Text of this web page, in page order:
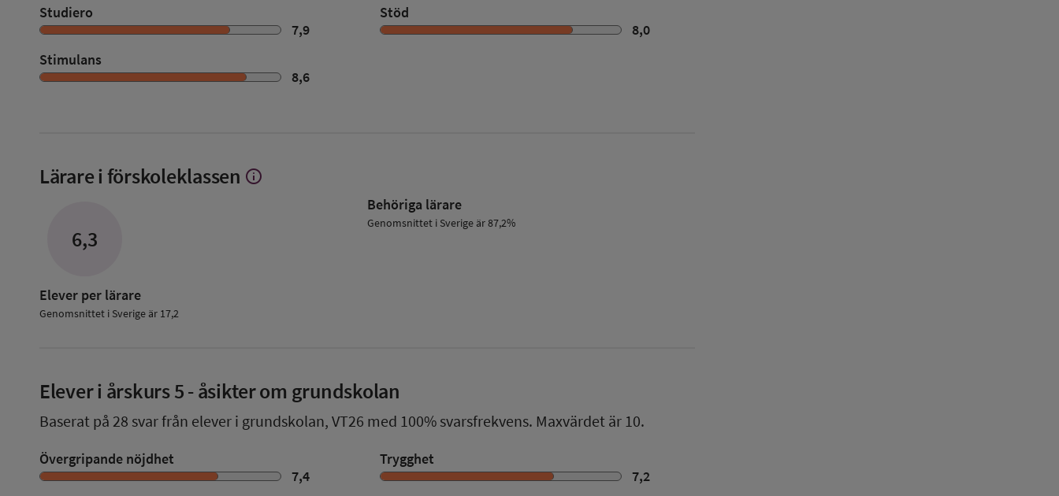
Studiero
7,9
Stöd
8,0
Stimulans
8,6
Lärare i förskoleklassen Visa
info
6,3
Elever per lärare
Genomsnittet i Sverige är 17,2
Behöriga lärare
Genomsnittet i Sverige är 87,2%
Elever i årskurs 5- åsikter om grundskolan
Baserat på 28 svar från elever i grundskolan, VT26 med 100% svarsfrekvens. Maxvärdet är 10.
Övergripande nöjdhet
7,4
Trygghet
7,2